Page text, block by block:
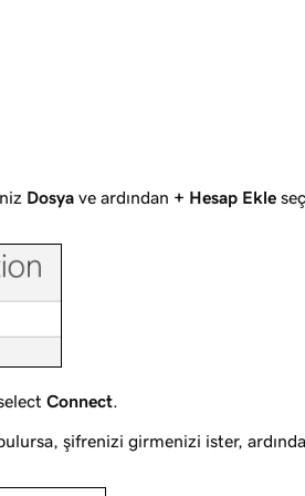
Dosya ve ardından + Hesap Ekle
Connect
şifrenizi girmenizi ister,